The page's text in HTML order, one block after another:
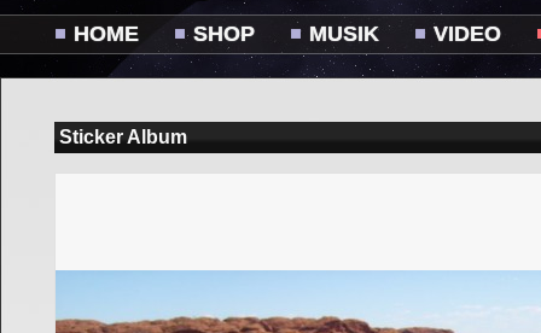
HOME SHOP MUSIK VIDEO
Sticker Album